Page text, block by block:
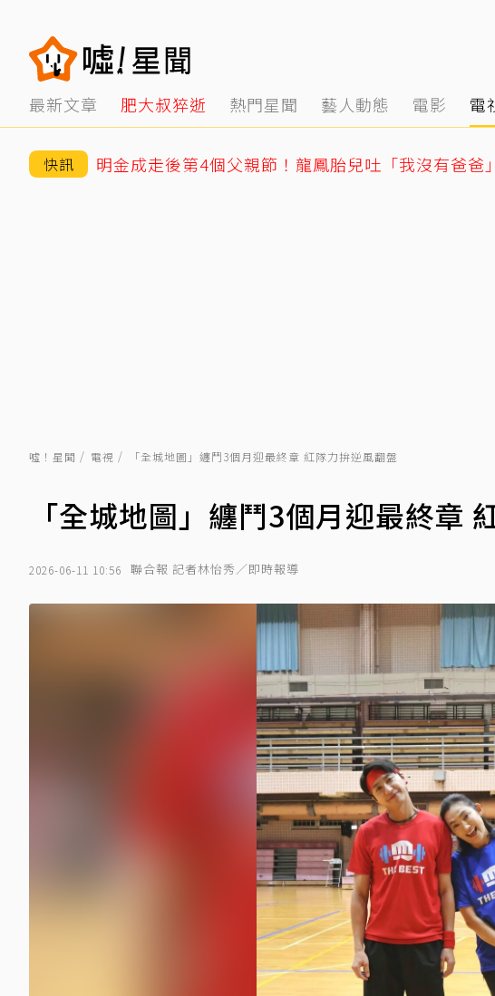
最新文章 肥大叔猝逝 熱門星聞 藝人動態 電影 電
快訊
噓！星聞 電視 「全城地圖」纏鬥3個月迎最終章 紅隊力拚逆風翻盤
「全城地圖」纏鬥3個月迎最終章
2026-06-11 10:56 聯合報 記者林怡秀／即時報導